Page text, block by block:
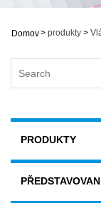
Domov> produkty >
PRODUKTY